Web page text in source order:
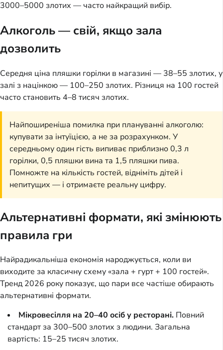
3000–5000 злотих — часто найкращий вибір.
Алкоголь — свій, якщо зала
дозволить
Середня ціна пляшки горілки в магазині — 38–55 злотих, у
залі з націнкою — 100–250 злотих. Різниця на 100 гостей
часто становить 4–8 тисяч злотих.
Найпоширеніша помилка при плануванні алкоголю:
купувати за інтуїцією, а не за розрахунком. У
середньому один гість випиває приблизно 0,3 л
горілки, 0,5 пляшки вина та 1,5 пляшки пива.
Помножте на кількість гостей, відніміть дітей і
непитущих — і отримаєте реальну цифру.
Альтернативні формати, які змінюють
правила гри
Найрадикальніша економія народжується, коли ви
виходите за класичну схему «зала + гурт + 100 гостей».
Тренд 2026 року показує, що пари все частіше обирають
альтернативні формати.
Мікровесілля на 20–40 осіб у ресторані. Повний
стандарт за 300–500 злотих з людини. Загальна
вартість: 15–25 тисяч злотих.